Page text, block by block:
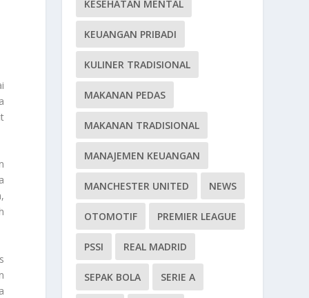
KESEHATAN MENTAL
KEUANGAN PRIBADI
KULINER TRADISIONAL
MAKANAN PEDAS
MAKANAN TRADISIONAL
MANAJEMEN KEUANGAN
MANCHESTER UNITED NEWS
OTOMOTIF PREMIER LEAGUE
PSSI REAL MADRID
SEPAK BOLA SERIE A